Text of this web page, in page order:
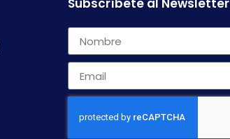
Subscríbete al Newsletter